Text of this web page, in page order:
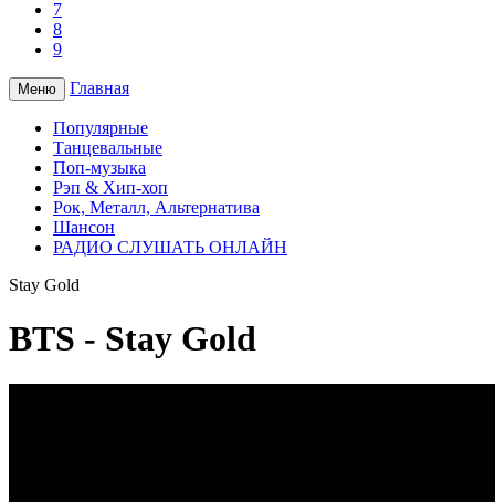
7
8
9
Меню Главная
Популярные
Танцевальные
Поп-музыка
Рэп & Хип-хоп
Рок, Металл, Альтернатива
Шансон
РАДИО СЛУШАТЬ ОНЛАЙН
Stay Gold
BTS - Stay Gold